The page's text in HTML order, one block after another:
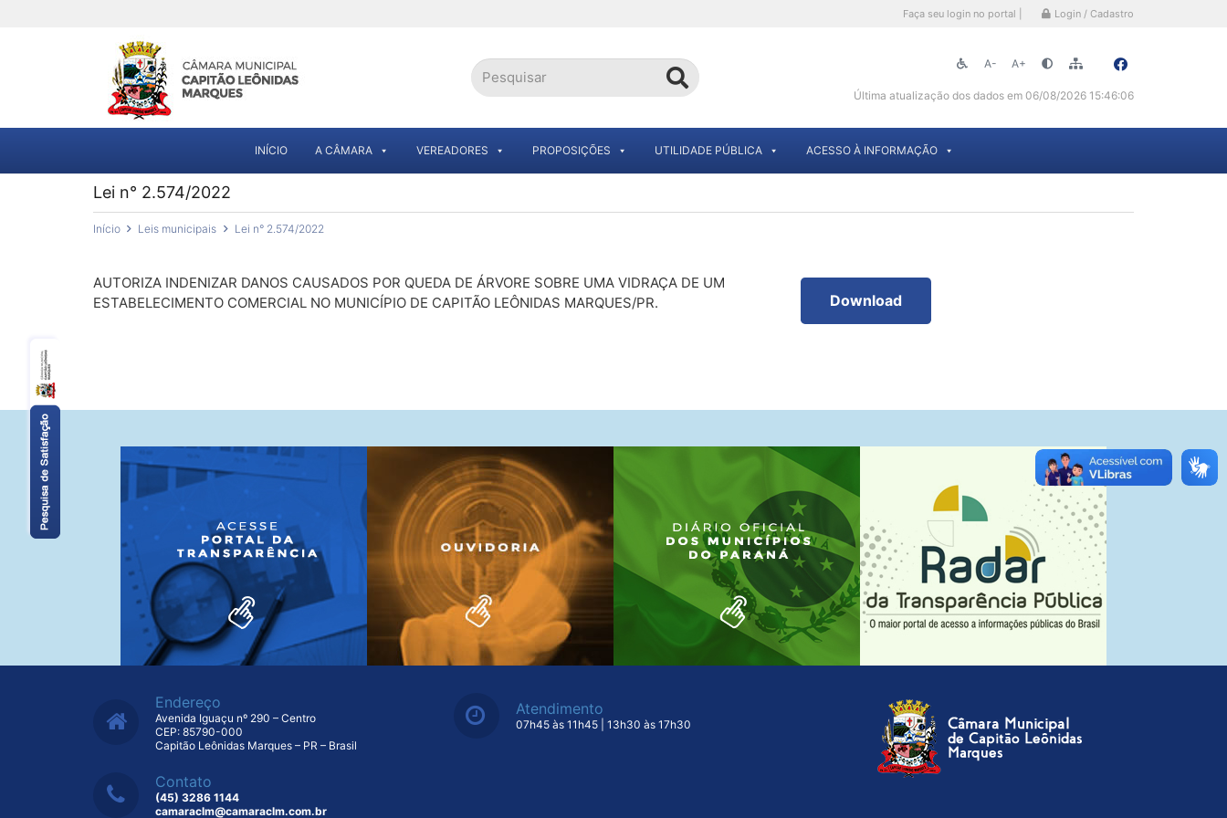
Faça seu login no portal | Login / Cadastro
A- A+
Última atualização dos dados em 06/08/2026 15:46:06
INÍCIO A CÂMARA VEREADORES PROPOSIÇÕES UTILIDADE PÚBLICA ACESSO À INFORMAÇÃO
Lei n° 2.574/2022
Início Leis municipais Lei n° 2.574/2022
AUTORIZA INDENIZAR DANOS CAUSADOS POR QUEDA DE ÁRVORE SOBRE UMA VIDRAÇA DE UM
ESTABELECIMENTO COMERCIAL NO MUNICÍPIO DE CAPITÃO LEÔNIDAS MARQUES/PR.
Download
Endereço
Avenida Iguaçu nº 290 – Centro
CEP: 85790-000
Capitão Leônidas Marques – PR – Brasil
Contato
(45) 3286 1144
camaraclm@camaraclm.com.br
Atendimento
07h45 às 11h45 | 13h30 às 17h30